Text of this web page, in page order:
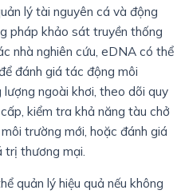
lý tài nguyên cá và động
pháp khảo sát truyền thống
nhà nghiên cứu, eDNA có thể
đánh giá tác động môi
ngoài khơi, theo dõi quy
kiểm tra khả năng tàu chở
trường mới, hoặc đánh giá
thương mại.
quản lý hiệu quả nếu không